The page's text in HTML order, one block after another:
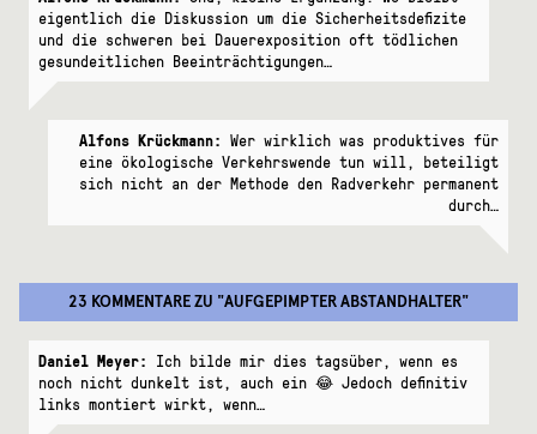
eigentlich die Diskussion um die Sicherheitsdefizite
und die schweren bei Dauerexposition oft tödlichen
gesundeitlichen Beeinträchtigungen…
Alfons Krückmann: Wer wirklich was produktives für
eine ökologische Verkehrswende tun will, beteiligt
sich nicht an der Methode den Radverkehr permanent
durch…
23 KOMMENTAREZU "AUFGEPIMPTER ABSTANDHALTER"
Daniel Meyer: Ich bilde mir dies tagsüber, wenn es
noch nicht dunkelt ist, auch ein 😂 Jedoch definitiv
links montiert wirkt, wenn…